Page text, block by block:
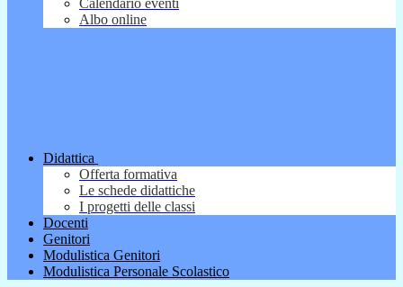
Calendario eventi
Albo online
Didattica
Offerta formativa
Le schede didattiche
I progetti delle classi
Docenti
Genitori
Modulistica Genitori
Modulistica Personale Scolastico